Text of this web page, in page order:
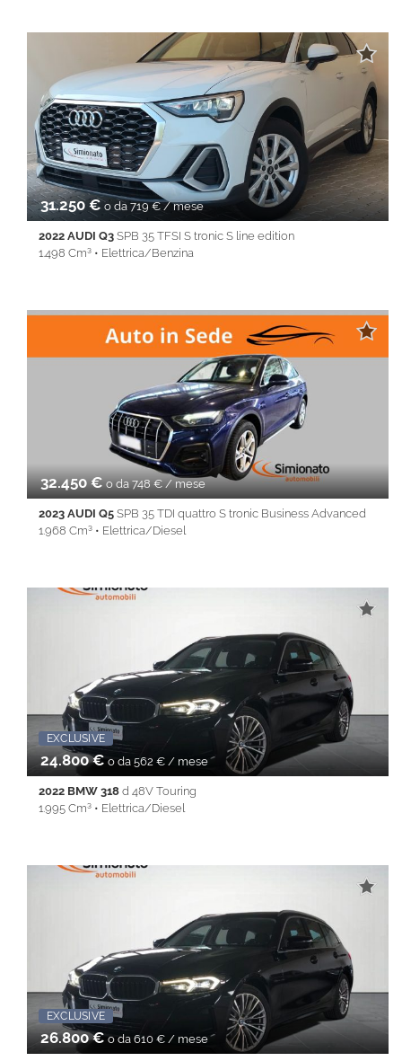
Airbag testa • Alzacristalli elettrici • Android Auto • Apple
CarPlay • Autoradio • Bluetooth • Cerchi in lega • Chiusura
centralizzata • Climatizzatore • Controllo trazione • Cruise
Control • ESP • Fendinebbia • Filtro antiparticolato • Full LED •
Immobilizzatore elettronico • Isofix • Keyless • Lane Assist • Park
Distance Control • Sedile posteriore sdoppiato • Servosterzo •
Navigatore satellitare • Specchietti laterali elettrici • Start&Stop •
Touch screen • USB • Vivavoce • Volante multifunzione
31.250 € o da 719 € / mese
2022 AUDI Q3 SPB 35 TFSI S tronic S line edition
1.498 Cm³ • Elettrica/Benzina
Airbag testa • Alzacristalli elettrici • Android Auto • Apple
CarPlay • Autoradio • Bluetooth • Cerchi in lega • Chiusura
centralizzata • Climatizzatore • Controllo trazione • Cruise
Control • ESP • Fendinebbia • Full LED • Immobilizzatore
elettronico • Isofix • Keyless • Lane Assist • Park Distance Control
• PDC • REAR ASSIST • Sedile posteriore sdoppiato •
Servosterzo • Navigatore satellitare • Specchietti laterali elettrici
• Start&Stop • Touch screen • USB • Vivavoce • Volante
multifunzione
32.450 €o da 748 € / mese
2023 AUDI Q5 SPB 35 TDI quattro S tronic Business Advanced
1.968 Cm³ • Elettrica/Diesel
• Alzacristalli elettrici • Android Auto • Apple CarPlay • Autoradio
Climatizzatore • Controllo trazione • Cruise Control • ESP •
Fendinebbia • Filtro antiparticolato • Full LED • Immobilizzatore
elettronico • Isofix • Keyless • Lane Assist • Park Distance Control
• PDC • REAR ASSIST • Sedile posteriore sdoppiato •
Servosterzo • SISTEMA ANTICOLLISIONE • Navigatore
satellitare • Specchietti laterali elettrici • Start&Stop •
Telecamera posteriore • Touch screen • USB • Vivavoce •
Volante multifunzione
Promo Fin-Light EXCLUSIVE
24.800 €o da 562 € / mese
2022 BMW 318 d 48V Touring
1.995 Cm³ • Elettrica/Diesel
Airbag testa • Alzacristalli elettrici • Android Auto • Antifurto •
centralizzata • Climatizzatore • Controllo trazione • Cruise
Control • ESP • Fendinebbia • Filtro antiparticolato • Full LED •
Immobilizzatore elettronico • Isofix • Lane Assist • Park Distance
Control • Sedile posteriore sdoppiato • Servosterzo •
Navigatore satellitare • Specchietti laterali elettrici • Start&Stop •
Telecamera per parcheggio assistito • Touch screen • USB •
Vivavoce • Volante multifunzione
EXCLUSIVE
26.800 €o da 610 € / mese